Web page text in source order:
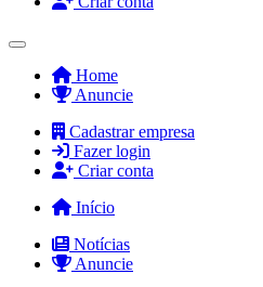
Home
Anuncie
Cadastrar empresa
Fazer login
Criar conta
Início
Notícias
Anuncie